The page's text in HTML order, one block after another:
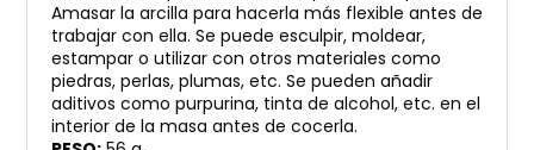
Amasar la arcilla para hacerla más flexible antes de
trabajar con ella. Se puede esculpir, moldear,
estampar o utilizar con otros materiales como
piedras, perlas, plumas, etc. Se pueden añadir
aditivos como purpurina, tinta de alcohol, etc. en el
interior de la masa antes de cocerla.